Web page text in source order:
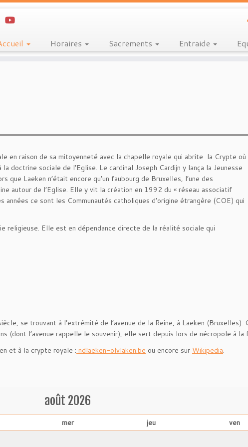
Horaires Sacrements Entraide
en raison de sa mitoyenneté avec la chapelle royale qui abrite la Crypte où
doctrine sociale de l’Eglise. Le cardinal Joseph Cardijn y lança la Jeunesse
Laeken n’était encore qu’un faubourg de Bruxelles, l’une des
autour de l’Eglise. Elle y vit la création en 1992 du « réseau associatif
années ce sont les Communautés catholiques d’origine étrangère (COE) qui
religieuse. Elle est en dépendance directe de la réalité sociale qui
se trouvant à l’extrémité de l’avenue de la Reine, à Laeken
(dont l’avenue rappelle le souvenir), elle sert depuis lors de nécropole à la
et à la crypte royale : ndlaeken-olvlaken.be ou encore sur Wikipedia.
août 2026
mer jeu ven